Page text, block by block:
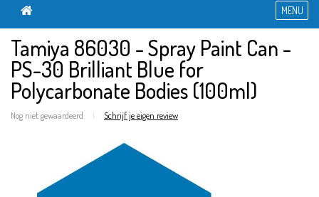
MENU
Tamiya 86030 - Spray Paint Can -
PS-30 Brilliant Blue for
Polycarbonate Bodies (100ml)
Nog niet gewaardeerd | Schrijf je eigen review